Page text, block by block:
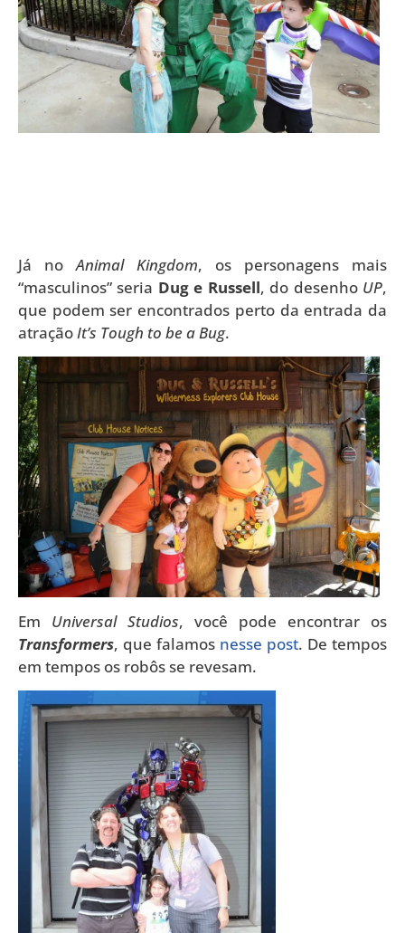
Já noAnimal Kingdom, os personagens mais
“masculinos” seria Dug e Russell, do desenho UP,
que podem ser encontrados perto da entrada da
atração It’s Tough to be a Bug.
Em Universal Studios, você pode encontrar os
Transformers, que falamos nesse post. De tempos
em tempos os robôs se revesam.